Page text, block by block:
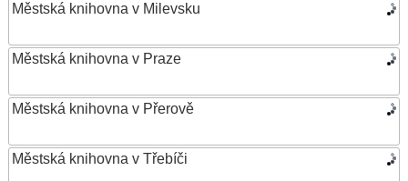
Městská knihovna v Milevsku
Městská knihovna v Praze
Městská knihovna v Přerově
Městská knihovna v Třebíči